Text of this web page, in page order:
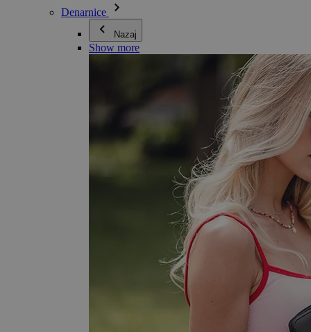
Denarnice
Nazaj
Show more